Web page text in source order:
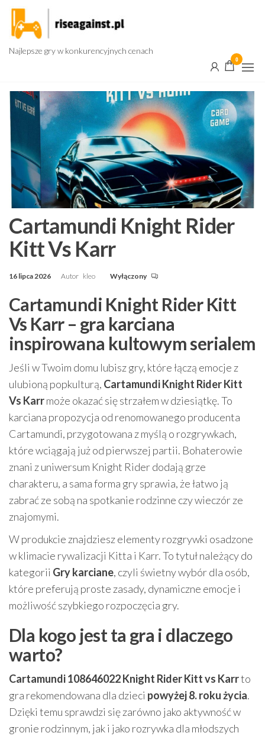
Przejdź
treści
Najlepsze gry w konkurencyjnych cenach
0
Cartamundi Knight Rider
Kitt Vs Karr
16 lipca 2026 Autor kleo Wyłączony
Cartamundi Knight Rider Kitt
Vs Karr – gra karciana
inspirowana kultowym serialem
Jeśli w Twoim domu lubisz gry, które łączą emocje z
ulubioną popkulturą, Cartamundi Knight Rider Kitt
Vs Karrmoże okazać się strzałem w dziesiątkę. To
karciana propozycja od renomowanego producenta
Cartamundi, przygotowana z myślą o rozgrywkach,
które wciągają już od pierwszej partii. Bohaterowie
znani z uniwersum Knight Rider dodają grze
charakteru, a sama forma gry sprawia, że łatwo ją
zabrać ze sobą na spotkanie rodzinne czy wieczór ze
znajomymi.
W produkcie znajdziesz elementy rozgrywki osadzone
w klimacie rywalizacji Kitta i Karr. To tytuł należący do
kategorii Gry karciane, czyli świetny wybór dla osób,
które preferują proste zasady, dynamiczne emocje i
możliwość szybkiego rozpoczęcia gry.
Dla kogo jest ta gra i dlaczego
warto?
Cartamundi 108646022 Knight Rider Kitt vs Karrto
gra rekomendowana dla dzieci powyżej 8. roku życia.
Dzięki temu sprawdzi się zarówno jako aktywność w
gronie rodzinnym, jak i jako rozrywka dla młodszych